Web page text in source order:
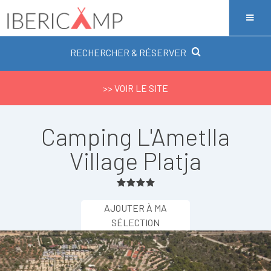
RECHERCHER & RÉSERVER
>> VOIR LE SITE
Camping L'Ametlla
Village Platja
AJOUTER À MA
SÉLECTION